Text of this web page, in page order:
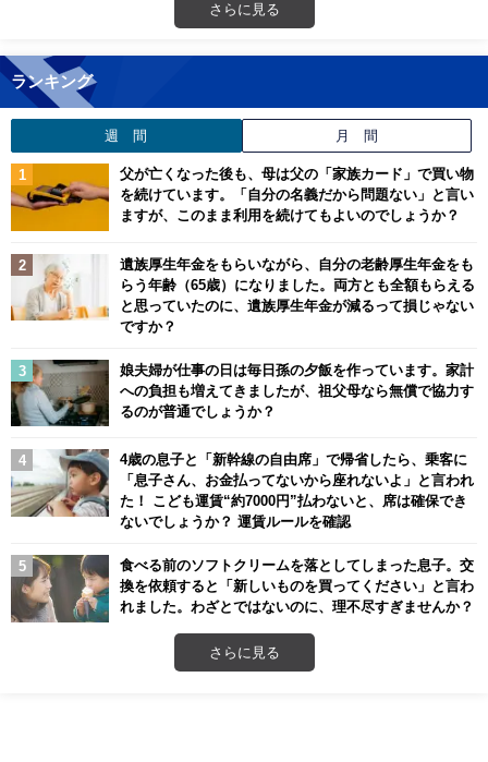
さらに見る
ランキング
週 間 月 間
父が亡くなった後も、母は父の「家族カード」で買い物
を続けています。「自分の名義だから問題ない」と言い
ますが、このまま利用を続けてもよいのでしょうか？
遺族厚生年金をもらいながら、自分の老齢厚生年金をも
らう年齢（65歳）になりました。両方とも全額もらえる
と思っていたのに、遺族厚生年金が減るって損じゃない
ですか？
娘夫婦が仕事の日は毎日孫の夕飯を作っています。家計
への負担も増えてきましたが、祖父母なら無償で協力す
るのが普通でしょうか？
4歳の息子と「新幹線の自由席」で帰省したら、乗客に
「息子さん、お金払ってないから座れないよ」と言われ
た！ こども運賃“約7000円”払わないと、席は確保でき
ないでしょうか？ 運賃ルールを確認
食べる前のソフトクリームを落としてしまった息子。交
換を依頼すると「新しいものを買ってください」と言わ
れました。わざとではないのに、理不尽すぎませんか？
さらに見る